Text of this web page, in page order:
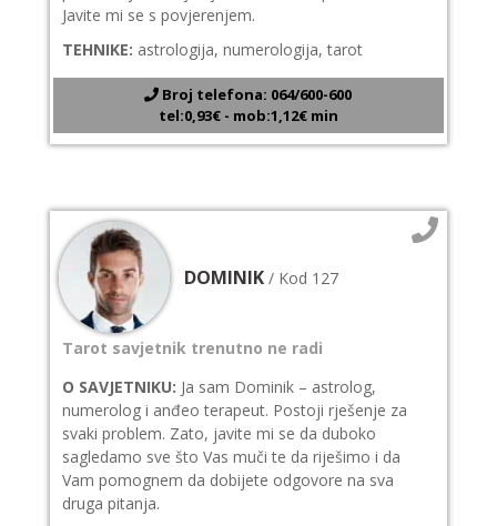
Javite mi se s povjerenjem.
TEHNIKE: astrologija, numerologija, tarot
Broj telefona: 064/600-600
tel:0,93€ - mob:1,12€ min
DOMINIK / Kod 127
Tarot savjetnik trenutno ne radi
O SAVJETNIKU: Ja sam Dominik – astrolog,
numerolog i anđeo terapeut. Postoji rješenje za
svaki problem. Zato, javite mi se da duboko
sagledamo sve što Vas muči te da riješimo i da
Vam pomognem da dobijete odgovore na sva
druga pitanja.